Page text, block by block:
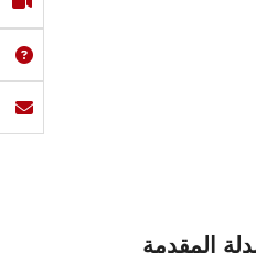
المقدمة